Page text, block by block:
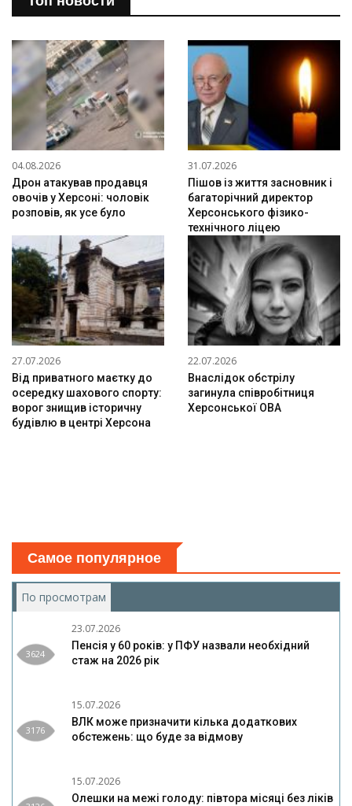
04.08.2026
Дрон атакував продавця
овочів у Херсоні: чоловік
розповів, як усе було
31.07.2026
Пішов із життя засновник і
багаторічний директор
Херсонського фізико-
технічного ліцею
27.07.2026
Від приватного маєтку до
осередку шахового спорту:
ворог знищив історичну
будівлю в центрі Херсона
22.07.2026
Внаслідок обстрілу
загинула співробітниця
Херсонської ОВА
Самое популярное
По просмотрам
3624
23.07.2026
Пенсія у 60 років: у ПФУ назвали необхідний
стаж на 2026 рік
3176
15.07.2026
ВЛК може призначити кілька додаткових
обстежень: що буде за відмову
15.07.2026
Олешки на межі голоду: півтора місяці без ліків